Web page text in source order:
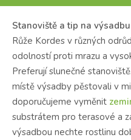
Stanoviště a tip na výsadbu
Růže Kordes v různých
odolností proti mrazu a
Preferují slunečné stanoviště.
místě výsadby pěstovali v
doporučujeme vyměnit
substrátem pro terasové a
výsadbou nechte rostlinu